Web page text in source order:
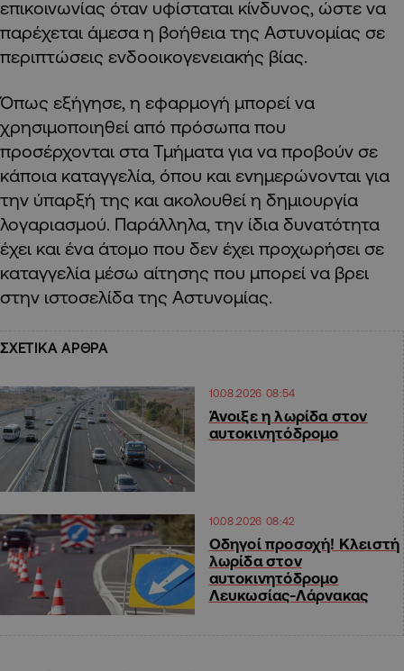
επικοινωνίας όταν υφίσταται κίνδυνος, ώστε να
παρέχεται άμεσα η βοήθεια της Αστυνομίας σε
περιπτώσεις ενδοοικογενειακής βίας.
Όπως εξήγησε, η εφαρμογή μπορεί να
χρησιμοποιηθεί από πρόσωπα που
προσέρχονται στα Τμήματα για να προβούν σε
κάποια καταγγελία, όπου και ενημερώνονται για
την ύπαρξή της και ακολουθεί η δημιουργία
λογαριασμού. Παράλληλα, την ίδια δυνατότητα
έχει και ένα άτομο που δεν έχει προχωρήσει σε
καταγγελία μέσω αίτησης που μπορεί να βρει
στην ιστοσελίδα της Αστυνομίας.
ΣΧΕΤΙΚΑ ΑΡΘΡΑ
10.08.2026 08:54
Άνοιξε η λωρίδα στον
αυτοκινητόδρομο
10.08.2026 08:42
Οδηγοί προσοχή! Κλειστή
λωρίδα στον
αυτοκινητόδρομο
Λευκωσίας-Λάρνακας